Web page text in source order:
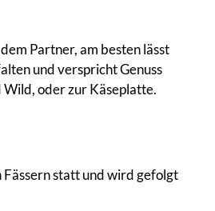
Partner, am besten lässt
und verspricht Genuss
Wild, oder zur Käseplatte.
Fässern statt und wird gefolgt